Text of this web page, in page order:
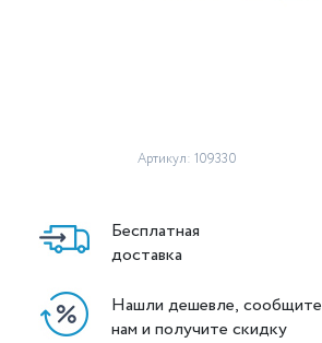
Артикул: 109330
Бесплатная
доставка
Нашли дешевле, сообщите
нам и получите скидку